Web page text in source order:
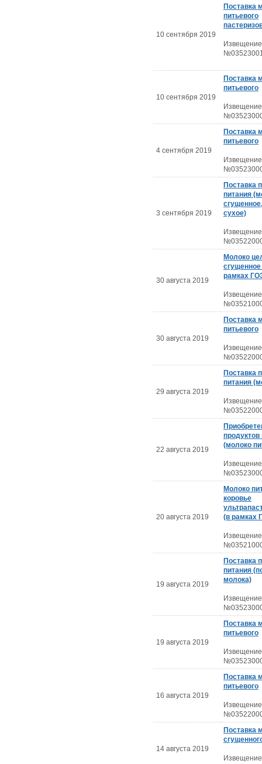
10 сентября 2019
Поставка
питьевого
Извещение
10 сентября 2019
Поставка
питьевого
Извещение
4 сентября 2019
Поставка
питьевого
Извещение
3 сентября 2019
Поставка
питания
сухое)
Извещение
30 августа 2019
Молоко
рамках
Извещение
30 августа 2019
Поставка
питьевого
Извещение
29 августа 2019
Поставка
питания
Извещение
22 августа 2019
продуктов
(молоко
Извещение
20 августа 2019
Молоко
коровье
(в рамках
Извещение
19 августа 2019
Поставка
питания
молока)
Извещение
19 августа 2019
Поставка
питьевого
Извещение
16 августа 2019
Поставка
питьевого
Извещение
14 августа 2019
Поставка
Извещение